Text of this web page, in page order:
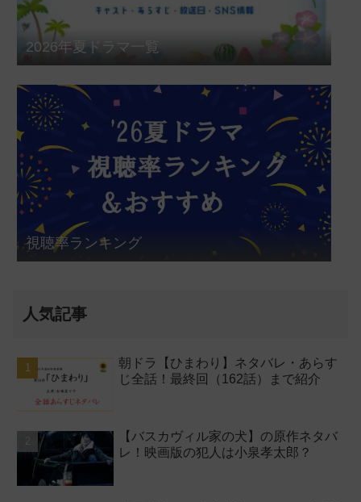
2026年夏ドラマ一覧
視聴率ランキング
人気記事
朝ドラ【ひまわり】ネタバレ・あらす
じ全話！最終回（162話）まで紹介
【バスカヴィル家の犬】の原作ネタバ
レ！映画版の犯人は小泉孝太郎？